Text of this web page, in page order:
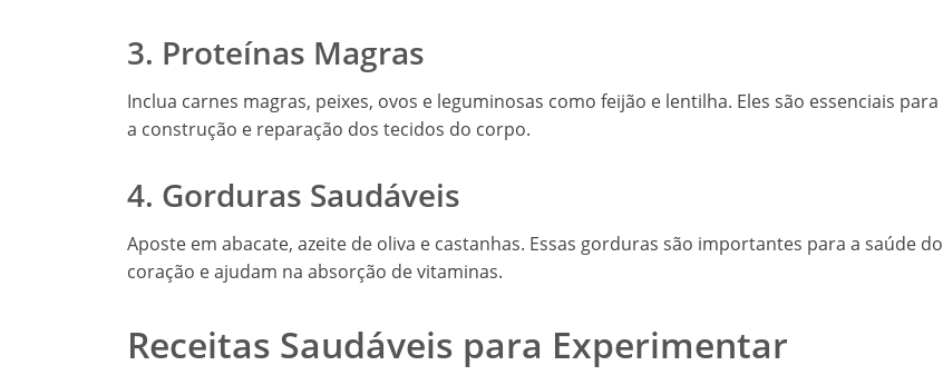
3. Proteínas Magras
Inclua carnes magras, peixes, ovos e leguminosas como feijão e lentilha. Eles são essenciais para
a construção e reparação dos tecidos do corpo.
4. Gorduras Saudáveis
Aposte em abacate, azeite de oliva e castanhas. Essas gorduras são importantes para a saúde do
coração e ajudam na absorção de vitaminas.
Receitas Saudáveis para Experimentar